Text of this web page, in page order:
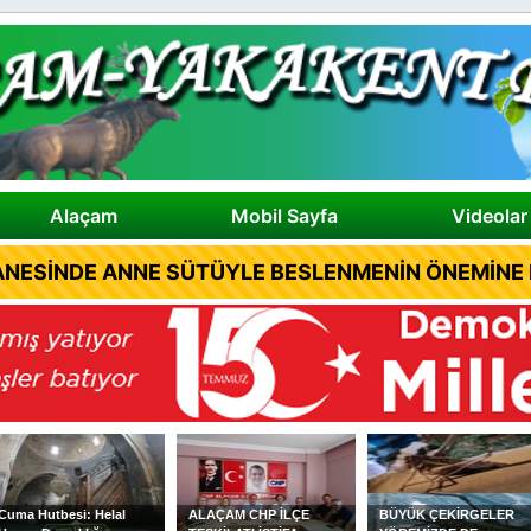
Alaçam Mobil Sayfa Videolar
ANNE SÜTÜYLE BESLENMENİN ÖNEMİNE
CHP İLÇE
BÜYÜK ÇEKİRGELER
ALAÇAMLI YAZAR